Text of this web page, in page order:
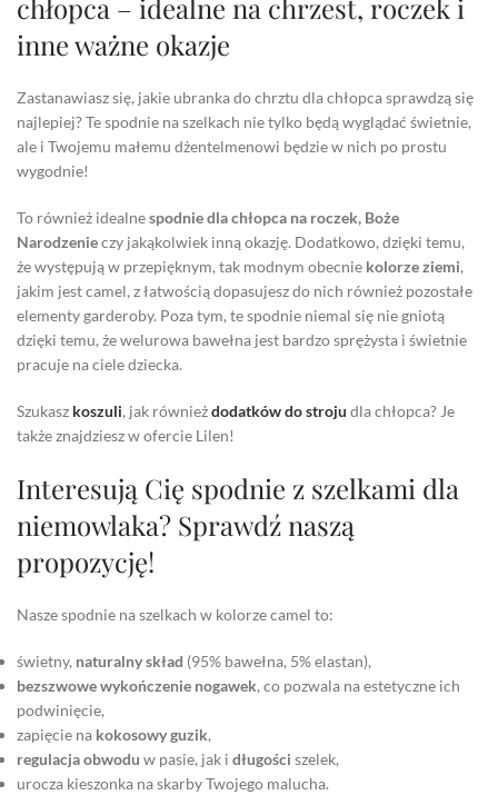
chłopca – idealne na chrzest, roczek i
inne ważne okazje
Zastanawiasz się, jakie ubranka do chrztu dla chłopca sprawdzą się
najlepiej? Te spodnie na szelkach nie tylko będą wyglądać świetnie,
ale i Twojemu małemu dżentelmenowi będzie w nich po prostu
wygodnie!
To również idealnespodnie dla chłopca na roczek, Boże
Narodzenieczy jakąkolwiek inną okazję. Dodatkowo, dzięki temu,
że występują w przepięknym, tak modnym obecnie kolorze ziemi,
jakim jest camel, z łatwością dopasujesz do nich również pozostałe
elementy garderoby. Poza tym, te spodnie niemal się nie gniotą
dzięki temu, że welurowa bawełna jest bardzo sprężysta i świetnie
pracuje na ciele dziecka.
Szukasz koszuli, jak równieżdodatków do stroju dla chłopca? Je
także znajdziesz w ofercie Lilen!
Interesują Cię spodnie z szelkami dla
niemowlaka? Sprawdź naszą
propozycję!
Nasze spodnie na szelkach w kolorze camel to:
świetny, naturalny skład (95% bawełna, 5% elastan),
bezszwowe wykończenie nogawek, co pozwala na estetyczne ich
podwinięcie,
zapięcie na kokosowy guzik,
regulacja obwodu w pasie, jak i długości szelek,
urocza kieszonka na skarby Twojego malucha.